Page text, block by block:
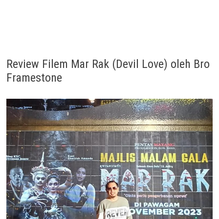
Review Filem Mar Rak (Devil Love) oleh Bro
Framestone